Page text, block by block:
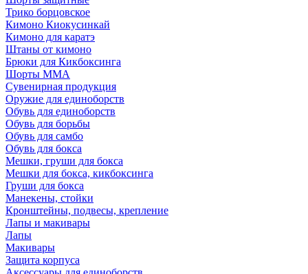
Трико борцовское
Кимоно Киокусинкай
Кимоно для каратэ
Штаны от кимоно
Брюки для Кикбоксинга
Шорты ММА
Сувенирная продукция
Оружие для единоборств
Обувь для единоборств
Обувь для борьбы
Обувь для самбо
Обувь для бокса
Мешки, груши для бокса
Мешки для бокса, кикбоксинга
Груши для бокса
Манекены, стойки
Кронштейны, подвесы, крепление
Лапы и макивары
Лапы
Макивары
Защита корпуса